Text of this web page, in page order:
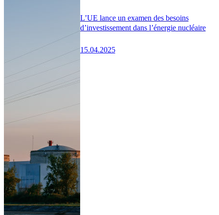
L’UE lance un examen des besoins
d’investissement dans l’énergie nucléaire
15.04.2025